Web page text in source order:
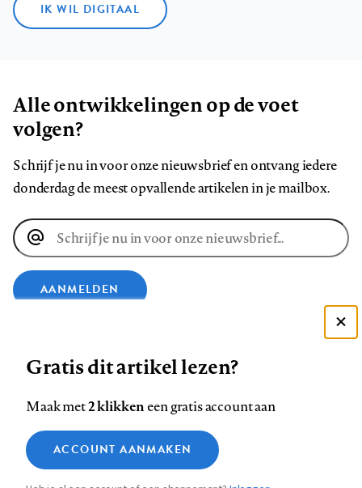
IK WIL DIGITAAL
Alle ontwikkelingen op de voet
volgen?
Schrijf je nu in voor onze nieuwsbrief en ontvang iedere
donderdag de meest opvallende artikelen in je mailbox.
E-
mailadres
AANMELDEN
op
Facebook
op
LinkedIn
op
Bluesky
ons
op
InstagramYouTube
Footer
Contact Colofon Disclaimer Privacy
Medische vragen verdienen
betrouwbare antwoorden
Zie onze cookie policy
Analytische cookies
Gratis dit artikel lezen?
Maak met2 klikkeneen gratis account aan
ACCOUNT AANMAKEN